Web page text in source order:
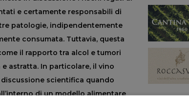
e certamente responsabili di
patologie, indipendentemente
consumata. Tuttavia, questa
il rapporto tra alcol e tumori
astratta. In particolare, il vino
scientifica quando
di un modello alimentare